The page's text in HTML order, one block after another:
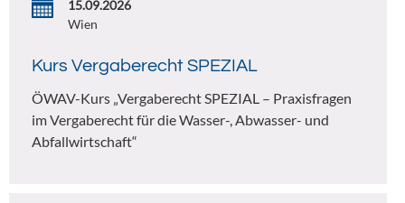
15.09.2026
Wien
Kurs Vergaberecht SPEZIAL
ÖWAV-Kurs „Vergaberecht SPEZIAL – Praxisfragen
im Vergaberecht für die Wasser-, Abwasser- und
Abfallwirtschaft“